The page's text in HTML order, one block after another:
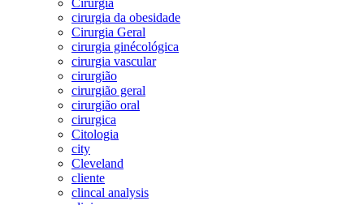
cirurgia da obesidade
Cirurgia Geral
cirurgia ginécológica
cirurgia vascular
cirurgião
cirurgião geral
cirurgião oral
cirurgica
Citologia
city
Cleveland
cliente
clincal analysis